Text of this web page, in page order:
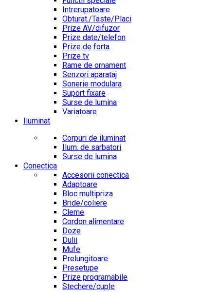
Intrerupatoare
Obturat./Taste/Placi
Prize AV/difuzor
Prize date/telefon
Prize de forta
Prize tv
Rame de ornament
Senzori aparataj
Sonerie modulara
Suport fixare
Surse de lumina
Variatoare
Iluminat
Corpuri de iluminat
Ilum. de sarbatori
Surse de lumina
Conectica
Accesorii conectica
Adaptoare
Bloc multipriza
Bride/coliere
Cleme
Cordon alimentare
Doze
Dulii
Mufe
Prelungitoare
Presetupe
Prize programabile
Stechere/cuple